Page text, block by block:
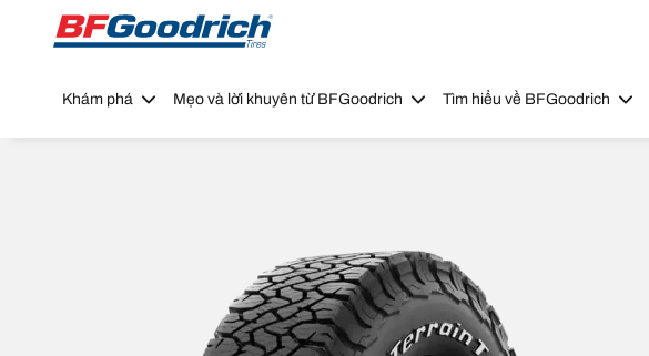
Go to page content
Go to page navigation
Khám phá Mẹo và lời khuyên từ BFGoodrich Tìm hiểu về BFGoodrich